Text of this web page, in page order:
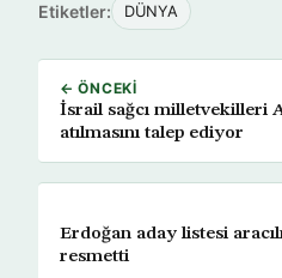
Etiketler: DÜNYA
← ÖNCEKI
İsrail sağcı milletvekilleri
atılmasını talep ediyor
Erdoğan aday listesi
resmetti